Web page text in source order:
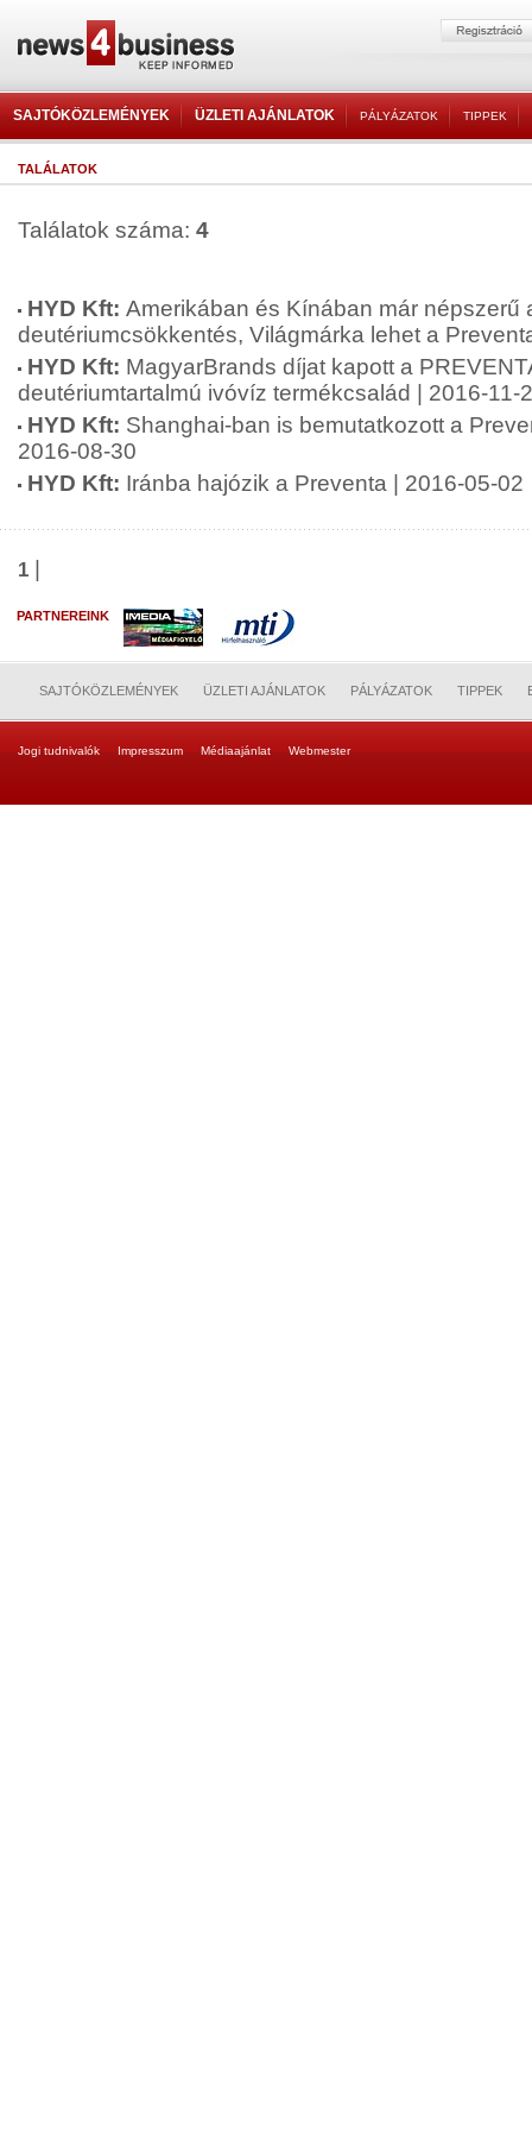
SAJTÓKÖZLEMÉNYEK ÜZLETI AJÁNLATOK PÁLYÁZATOK TIPPEK
TALÁLATOK
Találatok száma: 4
HYD Kft: Amerikában és Kínában már népszerű
deutériumcsökkentés, Világmárka lehet a
HYD Kft: MagyarBrands díjat kapott a
deutériumtartalmú ivóvíz termékcsalád | 2016-11-
HYD Kft: Shanghai-ban is bemutatkozott a
2016-08-30
HYD Kft: Iránba hajózik a Preventa | 2016-05-02
1
PARTNEREINK
SAJTÓKÖZLEMÉNYEK ÜZLETI AJÁNLATOK PÁLYÁZATOK TIPPEK
Jogi tudnivalók Impresszum Médiaajánlat Webmester